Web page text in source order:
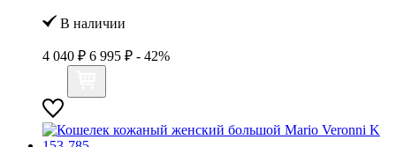
В наличии
4 040 ₽ 6 995 ₽ - 42%